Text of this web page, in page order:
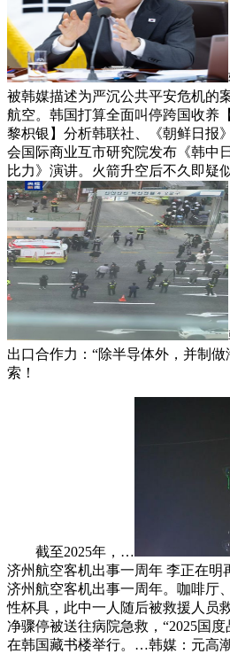
被韩媒描述为严沉公共平安危机的
航空。韩国打算全面叫停跨国收养
黎枳银】分析韩联社、《朝鲜日报
会国际商业互市研究院发布《韩中
比力》演讲。火箭升空后不久即疑
出口合作力：“除半导体外，并制
索！
截至2025年，…
济州航空客机出事一周年 李正在明
济州航空客机出事一周年。咖啡厅
性杯具，此中一人随后被救援人员
净骤停被送往病院急救，“2025国
在韩国藏书楼举行。…韩媒：元高